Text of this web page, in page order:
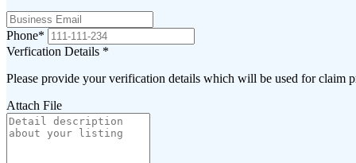
Phone*
Verfication Details *
Please provide your verification details which will be used for claim
Attach File